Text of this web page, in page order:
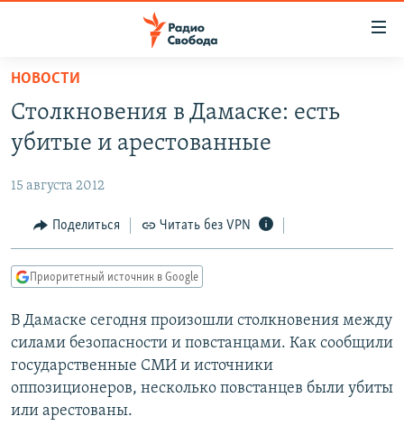
упрощенного
доступа
Вернуться
основному
Вернутся
главной
навигации
Вернутся
поиску
ПОДКАСТЫ
АВТОРСКИЕ ПРОЕКТЫ
ЦИТАТЫ СВОБОДЫ
МНЕНИЯ
IDEL.РЕАЛИИ
КАВКАЗ.РЕАЛИИ
СИБИРЬ.РЕАЛИИ
РАСПИСАНИЕ ВЕЩАНИЯ
НОВОСТИ
Столкновения в Дамаске: есть
убитые и арестованные
15 августа 2012
Поделиться Читать без VPN
Приоритетный источник в Google
В Дамаске сегодня произошли столкновения между
силами безопасности и повстанцами. Как сообщили
государственные СМИ и источники
оппозиционеров, несколько повстанцев были убиты
или арестованы.